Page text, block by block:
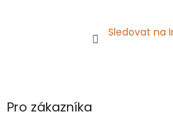
Sledovat na
Pro zákazníka